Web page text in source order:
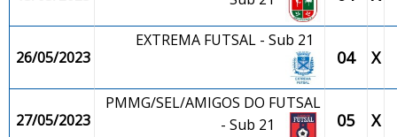
26/05/2023
EXTREMA FUTSAL - Sub 21
04 X
27/05/2023
PMMG/SEL/AMIGOS DO FUTSAL
- Sub 21
05 X